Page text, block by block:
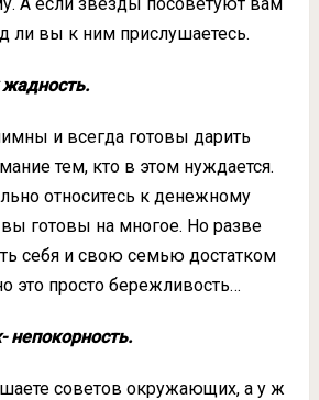
ли вы к ним прислушаетесь.
и всегда готовы дарить
тем, кто в этом нуждается.
относитесь к денежному
готовы на многое. Но разве
себя и свою семью достатком
это просто бережливость…
непокорность.
советов окружающих, а у ж